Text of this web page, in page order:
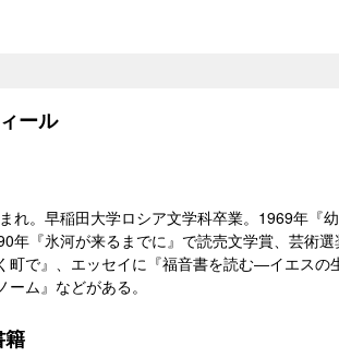
ール
れ。早稲田大学ロシア文学科卒業。1969年『
年『氷河が来るまでに』で読売文学賞、芸術
町で』、エッセイに『福音書を読む―イエス
ーム』などがある。
籍